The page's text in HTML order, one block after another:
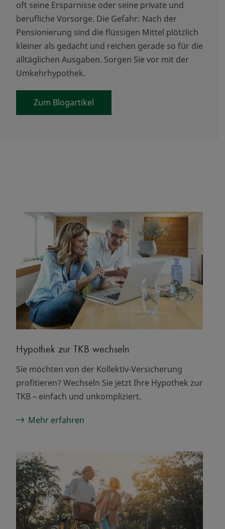
oft seine Ersparnisse oder seine private und
berufliche Vorsorge. Die Gefahr: Nach der
Pensionierung sind die flüssigen Mittel plötzlich
kleiner als gedacht und reichen gerade so für die
alltäglichen Ausgaben. Sorgen Sie vor mit der
Umkehrhypothek.
Zum Blogartikel
Hypothek zur TKB wechseln
Sie möchten von der Kollektiv-Versicherung
profitieren? Wechseln Sie jetzt Ihre Hypothek zur
TKB – einfach und unkompliziert.
Mehr erfahren